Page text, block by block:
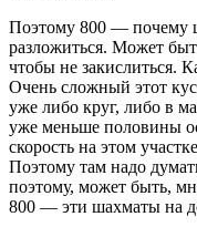
Поэтому 800 — почему
разложиться. Может
чтобы не закислиться.
Очень сложный этот
уже либо круг, либо в
уже меньше половины
скорость на этом
Поэтому там надо
поэтому, может быть,
800 — эти шахматы на